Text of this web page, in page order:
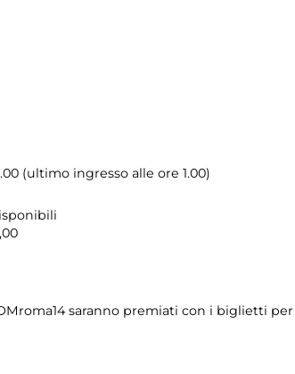
(ultimo ingresso alle ore 1.00)
saranno premiati con i biglietti